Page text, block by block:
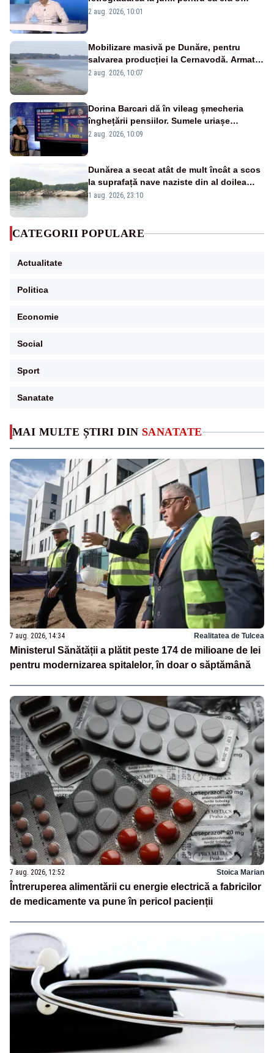
MAI MULTE ȘTIRI DIN SANATATE
7 aug. 2026, 14:34 Realitatea de Tulcea
Ministerul Sănătății a plătit peste 174 de milioane de lei
pentru modernizarea spitalelor, în doar o săptămână
7 aug. 2026, 12:52 Stoica Marian
Întreruperea alimentării cu energie electrică a fabricilor
de medicamente va pune în pericol pacienții
catastrofă pentru bănci și fondurile de
2 aug. 2026, 10:01
Mobilizare masivă pe Dunăre, pentru
salvarea producției la Cernavodă. Armata
va detona o stâncă și va devia apa
2 aug. 2026, 10:07
Dorina Barcari dă în vileag șmecheria
înghețării pensiilor. Sumele uriașe
pierdute de fiecare român
2 aug. 2026, 10:09
Dunărea a secat atât de mult încât a scos
la suprafață nave naziste din al doilea
război mondial
1 aug. 2026, 23:10
CATEGORII POPULARE
Actualitate
Politica
Economie
Social
Sport
Sanatate